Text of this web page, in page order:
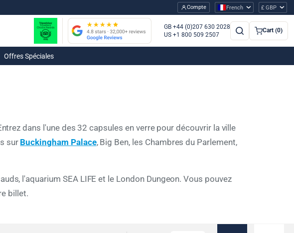
Compte French £ GBP
GB +44 (0)207 630 2028
US +1 800 509 2507
Cart (0)
Offres Spéciales
dans l'une des 32 capsules en verre pour découvrir la ville
sur Buckingham Palace, Big Ben, les Chambres du Parlement,
l'aquarium SEA LIFE et le London Dungeon. Vous pouvez
billet.